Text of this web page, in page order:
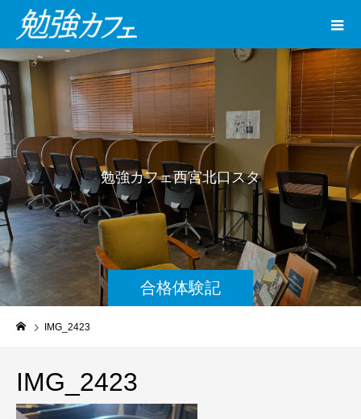
合格体験記
勉強カフェ西宮北口スタジオ
IMG_2423
IMG_2423